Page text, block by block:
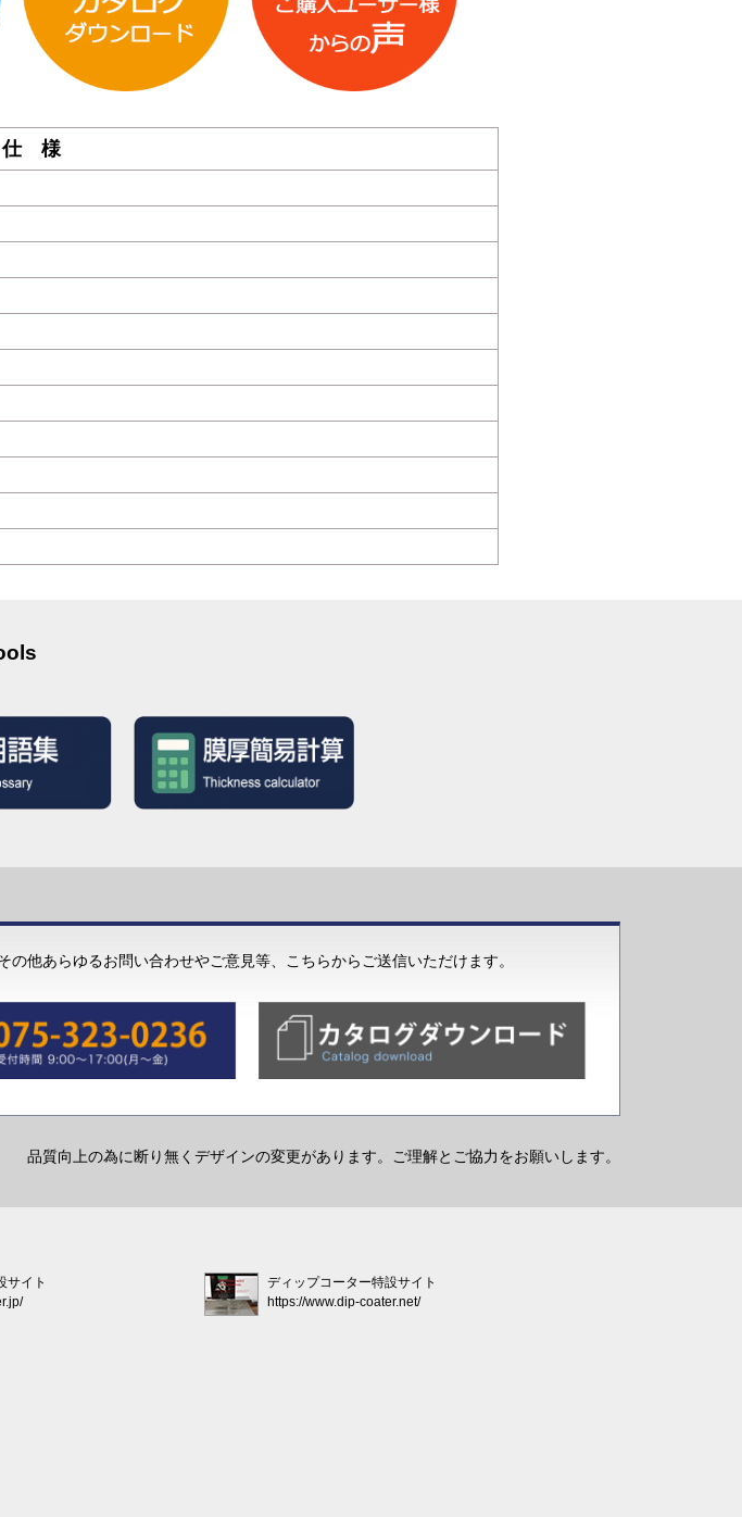
様
他あらゆるお問い合わせやご意見等、こちらからご送信いただけます。
品質向上の為に断り無くデザインの変更があります。ご理解とご協力をお願いします。
サイト
ディップコーター特設サイト
https://www.dip-coater.net/